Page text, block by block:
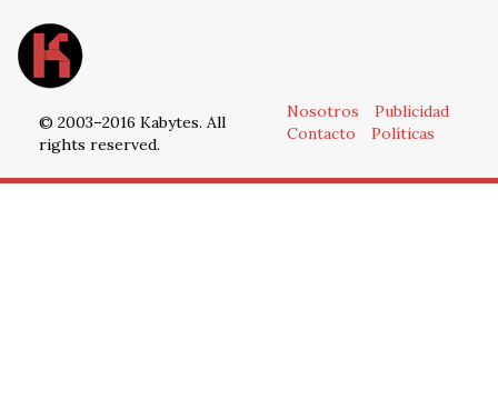
© 2003–2016 Kabytes. All
rights reserved.
Nosotros
Publicidad
Contacto
Políticas